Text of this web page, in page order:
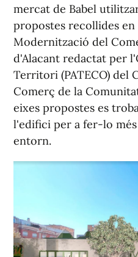
mercat de Babel
propostes recollides
Modernització del
d'Alacant redactat per
Territori (PATECO) del
Comerç de la
eixes propostes es
l'edifici per a fer-lo
entorn.